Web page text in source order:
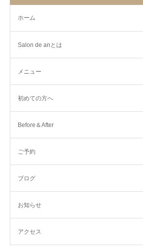
ホーム
Salon de anとは
メニュー
初めての方へ
Before＆After
ご予約
ブログ
お知らせ
アクセス